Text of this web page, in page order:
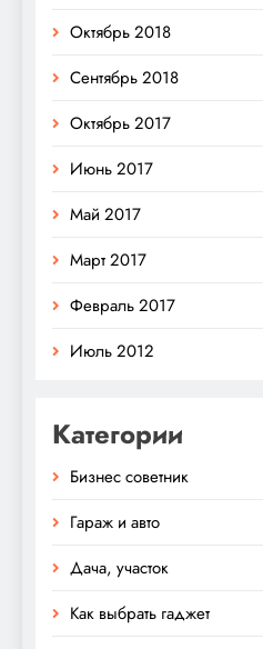
Октябрь 2018
Сентябрь 2018
Октябрь 2017
Июнь 2017
Май 2017
Март 2017
Февраль 2017
Июль 2012
Категории
Бизнес советник
Гараж и авто
Дача, участок
Как выбрать гаджет